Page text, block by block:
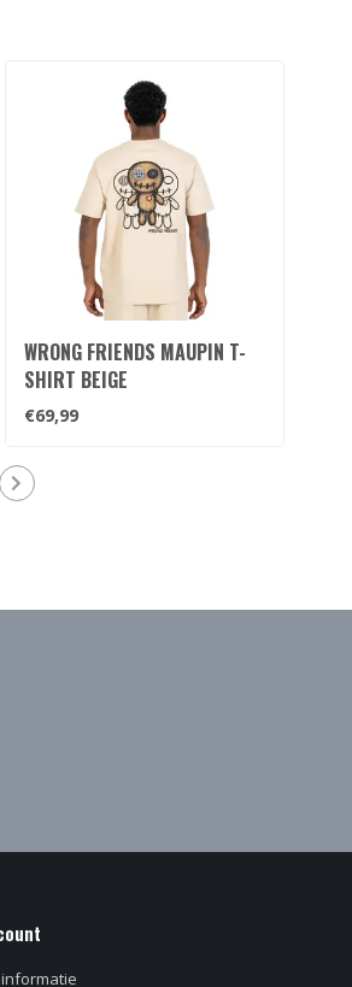
WRONG FRIENDS MAUPIN T-
SHIRT BEIGE
€69,99